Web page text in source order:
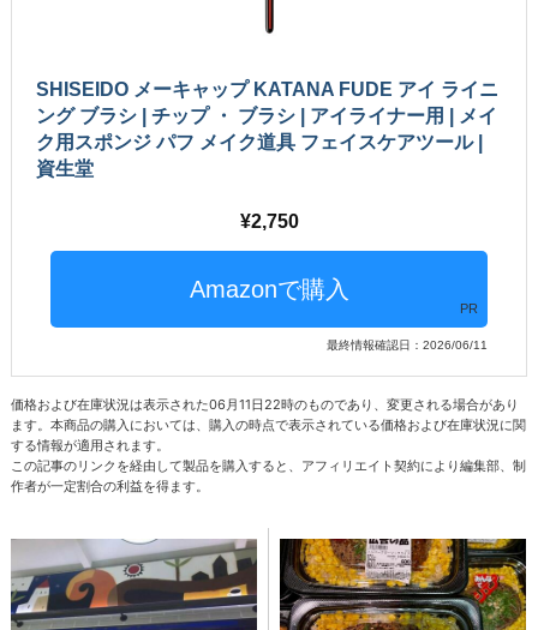
SHISEIDO メーキャップ KATANA FUDE アイ ライニ
ング ブラシ | チップ ・ ブラシ | アイライナー用 | メイ
ク用スポンジ パフ メイク道具 フェイスケアツール |
資生堂
2,750
PR
最終情報確認日：2026/06/11
価格および在庫状況は表示された06月11日22時のものであり、変更される場合があり
ます。本商品の購入においては、購入の時点で表示されている価格および在庫状況に関
する情報が適用されます。
この記事のリンクを経由して製品を購入すると、アフィリエイト契約により編集部、制
作者が一定割合の利益を得ます。